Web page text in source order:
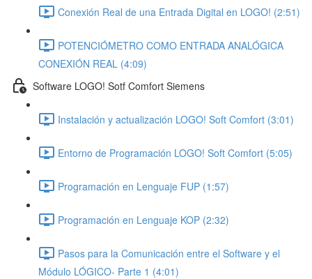
Conexión Real de una Entrada Digital en LOGO! (2:51)
POTENCIÓMETRO COMO ENTRADA ANALÓGICA
CONEXIÓN REAL (4:09)
Software LOGO! Sotf Comfort Siemens
Instalación y actualización LOGO! Soft Comfort (3:01)
Entorno de Programación LOGO! Soft Comfort (5:05)
Programación en Lenguaje FUP (1:57)
Programación en Lenguaje KOP (2:32)
Pasos para la Comunicación entre el Software y el
Módulo LÓGICO- Parte 1 (4:01)